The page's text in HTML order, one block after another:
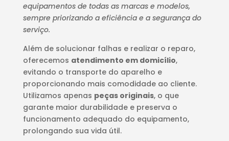
equipamentos de todas as marcas e modelos,
sempre priorizando a eficiência e a segurança do
serviço.
Além de solucionar falhas e realizar o reparo,
oferecemos atendimento em domicílio,
evitando o transporte do aparelho e
proporcionando mais comodidade ao cliente.
Utilizamos apenas peças originais, o que
garante maior durabilidade e preserva o
funcionamento adequado do equipamento,
prolongando sua vida útil.